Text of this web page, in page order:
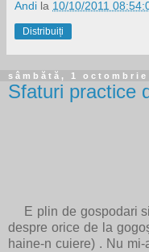
Andi la 10/10/2011
Distribuiți
sâmbătă, 1 octombrie
Sfaturi practice
E plin de gospodari
despre orice de la
haine-n cuiere) . Nu